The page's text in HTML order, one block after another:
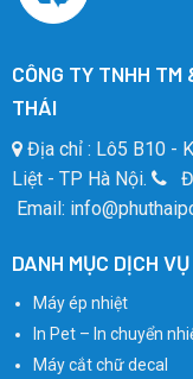
CÔNG TY TNHH TM
THÁI
Địa chỉ : Lô5 B10 -
Liệt - TP Hà Nội.
Email:
DANH MỤC DỊCH VỤ
Máy ép nhiệt
In Pet – In chuyển
Máy cắt chữ decal